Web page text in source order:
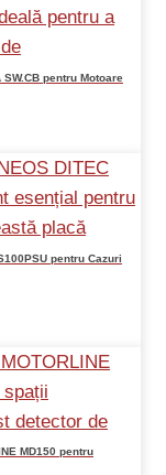
pentru Motoare
pentru Cazuri
MD150 pentru